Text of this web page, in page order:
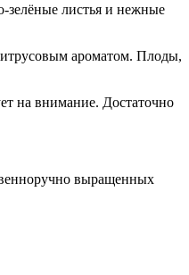
зелёные листья и нежные
ароматом. Плоды,
на внимание. Достаточно
выращенных